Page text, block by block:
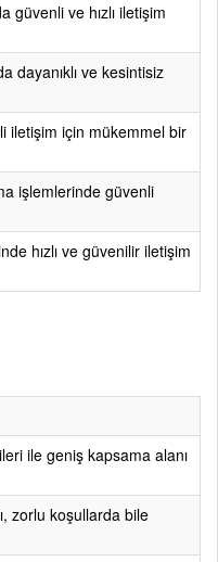
güvenli ve hızlı iletişim
dayanıklı ve kesintisiz
iletişim için mükemmel bir
işlemlerinde güvenli
hızlı ve güvenilir iletişim
ile geniş kapsama alanı
zorlu koşullarda bile